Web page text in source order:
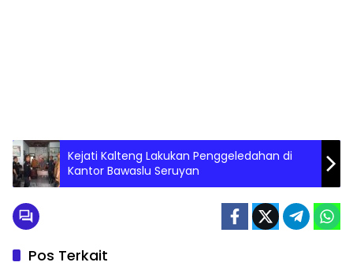
Kejati Kalteng Lakukan Penggeledahan di
Kantor Bawaslu Seruyan
Pos Terkait
Seruyan